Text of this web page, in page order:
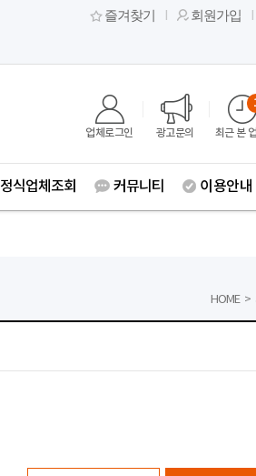
즐겨찾기 회원가입
업체로그인 광고문의 최근 본
정식업체조회 커뮤니티 이용안내
HOME >